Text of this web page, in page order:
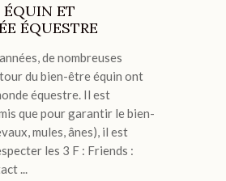
ÉQUIN ET
ÉQUESTRE
de nombreuses
du bien-être équin ont
équestre. Il est
que pour garantir le bien-
mules, ânes), il est
les 3 F : Friends :